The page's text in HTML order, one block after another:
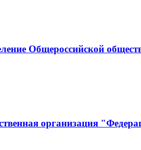
Общероссийской
организация